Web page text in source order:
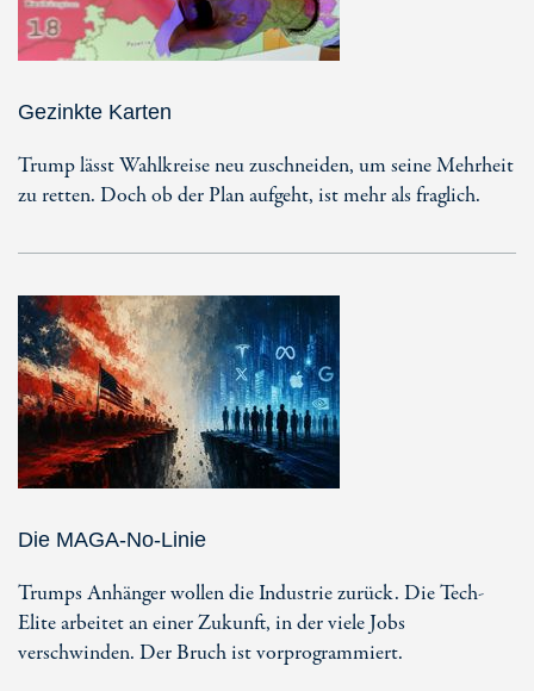
Gezinkte Karten
Trump lässt Wahlkreise neu zuschneiden, um seine Mehrheit
zu retten. Doch ob der Plan aufgeht, ist mehr als fraglich.
Die MAGA-No-Linie
Trumps Anhänger wollen die Industrie zurück. Die Tech-
Elite arbeitet an einer Zukunft, in der viele Jobs
verschwinden. Der Bruch ist vorprogrammiert.